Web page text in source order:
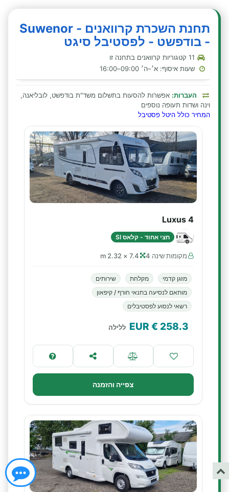
תחנת השכרת קרוואנים - Suwenor
- בודפשט - לפסטיבל סיגט
שעות איסוף: א׳–ה׳ 09:00–16:00
העברות: אפשרות להסעות בתשלום משד"ת בודפשט, לובליאנה,
וינה ושדות תעופה נוספים
המחיר כולל היטל פסטיבל
Luxus 4
חצי אחוד - קלאס SI
מקומות שינה 4 7.4 × 2.32 m
מזגן קדמי מקלחת
שירותים
מותאם לנסיעה בתנאי חורף / קיפאון
רשאי לנסוע לפסטיבלים
258.3
€ EUR ללילה
צפייה והזמנה